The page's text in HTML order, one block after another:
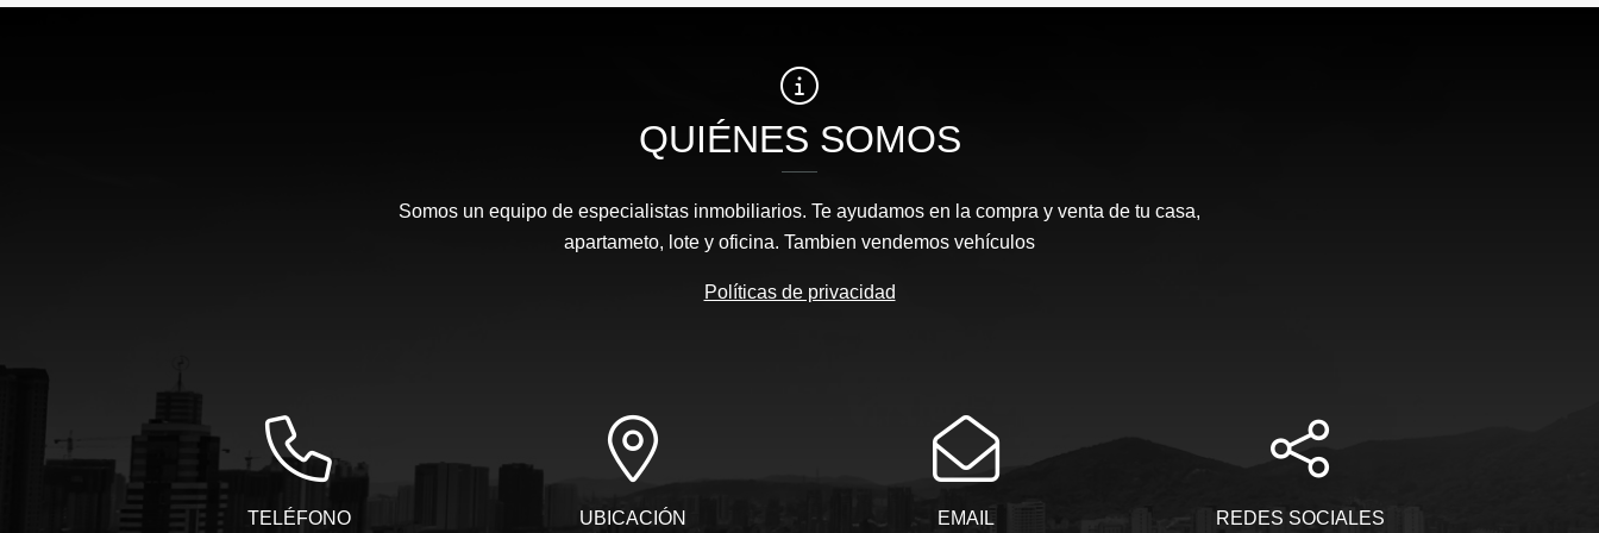
QUIÉNES SOMOS
Somos un equipo de especialistas inmobiliarios. Te ayudamos en la compra y venta de tu casa,
apartameto, lote y oficina. Tambien vendemos vehículos
Políticas de privacidad
TELÉFONO UBICACIÓN EMAIL REDES SOCIALES